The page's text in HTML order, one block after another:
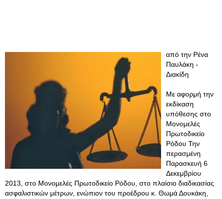
από την Ρένα
Παυλάκη -
Διακίδη
Με αφορμή την
εκδίκαση
υπόθεσης στο
Μονομελές
Πρωτοδικείο
Ρόδου Την
περασμένη
Παρασκευή 6
Δεκεμβρίου
2013, στο Μονομελές Πρωτοδικείο Ρόδου, στο πλαίσιο διαδικασίας
ασφαλιστικών μέτρων, ενώπιον του προέδρου κ. Θωμά Δουκάκη,